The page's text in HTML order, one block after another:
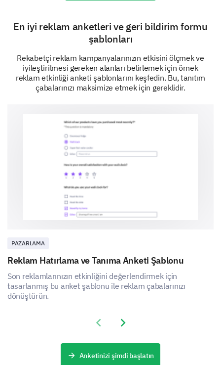
Brand Influence
interactions and decisions related to our offerings.
On a scale of 1 (Not at all likely) to 10 (Very
likely), how likely would you..
...recommend our brand to a friend?
...purchase from our brand again in the future?
...choose our brand over competitors in the market?
If you could change one thing about our brand,
what would it be?
En iyi reklam anketleri ve geri bildirim formu
şablonları
Rekabetçi reklam kampanyalarınızın etkisini ölçmek ve
iyileştirilmesi gereken alanları belirlemek için örnek
reklam etkinliği anketi şablonlarını keşfedin. Bu, tanıtım
çabalarınızı maksimize etmek için gereklidir.
PAZARLAMA
Reklam Hatırlama ve Tanıma Anketi Şablonu
Son reklamlarınızın etkinliğini değerlendirmek için
tasarlanmış bu anket şablonu ile reklam çabalarınızı
dönüştürün.
Previous slide
Next slide
Anketinizi şimdi başlatın